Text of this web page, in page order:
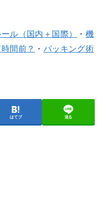
ル（国内＋国際） ・ 機
間前？ ・ パッキング術
はてブ 送る